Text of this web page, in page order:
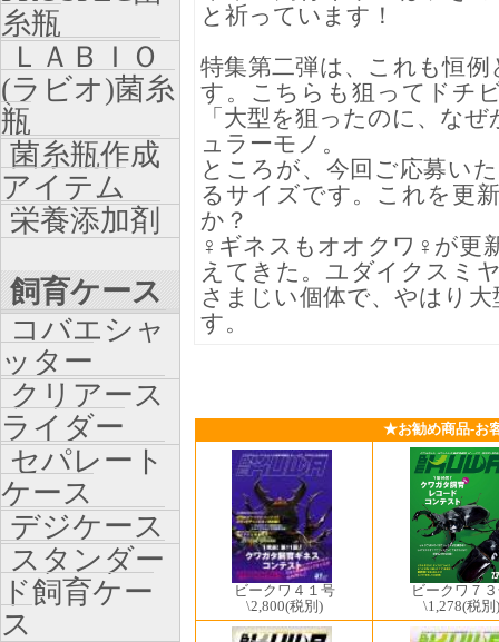
と祈っています！
特集第二弾は、これも恒
す。こちらも狙ってドチ
「大型を狙ったのに、な
ュラーモノ。
ところが、今回ご応募い
るサイズです。これを更
か？
♀ギネスもオオクワ♀が更
えてきた。ユダイクスミ
さまじい個体で、やはり
す。
★お勧め商品-お
ビークワ４１号
\2,800(税別)
ビークワ７
\1,278(税別)
糸瓶
ＬＡＢＩＯ
(ラビオ)菌糸
瓶
菌糸瓶作成
アイテム
栄養添加剤
飼育ケース
コバエシャ
ッター
クリアース
ライダー
セパレート
ケース
デジケース
スタンダー
ド飼育ケー
ス